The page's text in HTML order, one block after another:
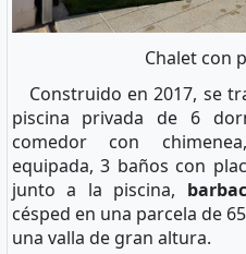
Chalet con
Construido en 2017, se
piscina privada de 6
comedor con
equipada, 3 baños con
junto a la piscina,
césped en una parcela de
una valla de gran altura.